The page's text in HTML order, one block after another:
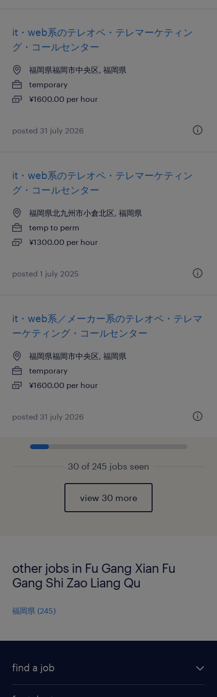
it・web系のテレオペ・テレマーケティン
グ・コールセンター
福岡県福岡市中央区, 福岡県
temporary
¥1600.00 per hour
posted 31 july 2026
it・web系のテレオペ・テレマーケティン
グ・コールセンター
福岡県北九州市小倉北区, 福岡県
temp to perm
¥1300.00 per hour
posted 1 july 2025
it・web系／メーカー系のテレオペ・テレマ
ーケティング・コールセンター
福岡県福岡市中央区, 福岡県
temporary
¥1600.00 per hour
posted 31 july 2026
30 of 245 jobs seen
view 30 more
other jobs in Fu Gang Xian Fu
Gang Shi Zao Liang Qu
福岡県 (245)
find a job